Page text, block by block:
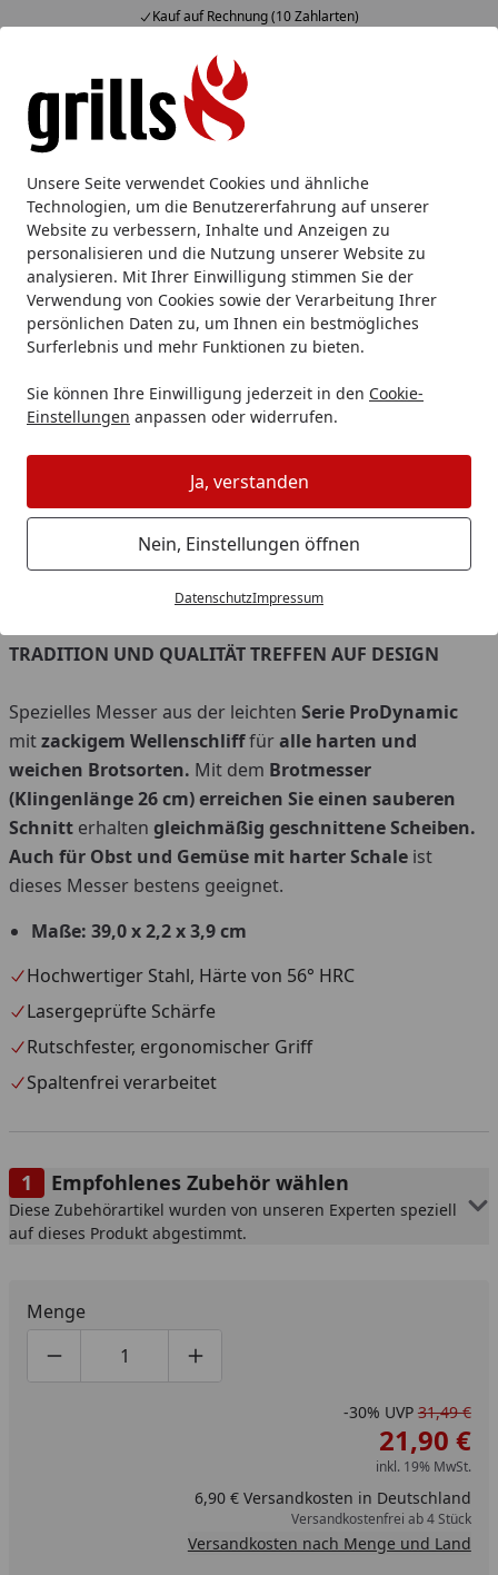
Unsere Seite verwendet Cookies und ähnliche
Technologien, um die Benutzererfahrung auf unserer
Website zu verbessern, Inhalte und Anzeigen zu
personalisieren und die Nutzung unserer Website zu
analysieren. Mit Ihrer Einwilligung stimmen Sie der
Verwendung von Cookies sowie der Verarbeitung Ihrer
persönlichen Daten zu, um Ihnen ein bestmögliches
Surferlebnis und mehr Funktionen zu bieten.
Sie können Ihre Einwilligung jederzeit in den Cookie-
Einstellungen anpassen oder widerrufen.
Ja, verstanden
Nein, Einstellungen öffnen
DatenschutzImpressum
Kauf auf Rechnung (10 Zahlarten)
Alle Produkte
Mein Konto
Suchen
Startseite
Messer Kochmesser Brotmesser DICK Brotmesser
DICK Brotmesser PRODYNAMIC 26
cm
Vorheriges Bild anzeigen
Artikelnummer: 85039262
TRADITION UND QUALITÄT TREFFEN AUF DESIGN
Spezielles Messer aus der leichten Serie ProDynamic
mitzackigem Wellenschlifffüralle harten und
weichen Brotsorten. Mit dem Brotmesser
(Klingenlänge 26 cm)erreichen Sie einen sauberen
Schnitt erhalten gleichmäßig geschnittene Scheiben.
Auch für Obst und Gemüse mit harter Schale ist
dieses Messer bestens geeignet.
Maße: 39,0 x 2,2 x 3,9 cm
Hochwertiger Stahl, Härte von 56° HRC
Lasergeprüfte Schärfe
Rutschfester, ergonomischer Griff
Spaltenfrei verarbeitet
Empfohlenes Zubehör wählen
Diese Zubehörartikel wurden von unseren Experten speziell
auf dieses Produkt abgestimmt.
Menge
Produktmenge um eins verringern
Produktmenge manuell eingeben
Produktmenge um eins erhöhen
-30% UVP 31,49 €
21,90 €
inkl. 19% MwSt.
6,90 € Versandkosten in Deutschland
Versandkostenfrei ab 4 Stück
Versandkosten nach Menge und Land